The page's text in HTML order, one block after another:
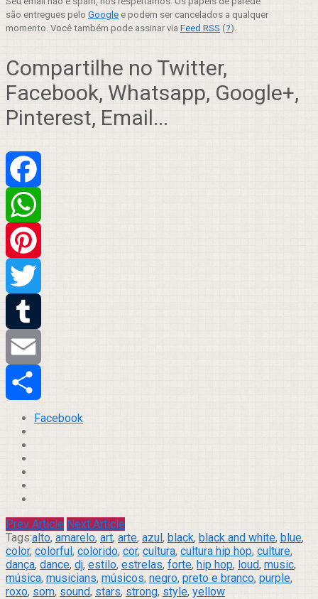
são entregues pelo Google e podem ser cancelados a qualquer
momento. Você também pode assinar via Feed RSS (?).
Compartilhe no Twitter,
Facebook, Whatsapp, Google+,
Pinterest, Email...
Facebook
WhatsApp
Pinterest
Twitter
Tumblr
Email
Compartilhar
Facebook
Prev Article Next Article
Tags:alto, amarelo, art, arte, azul, black, black and white, blue,
color, colorful, colorido, cor, cultura, cultura hip hop, culture,
dança, dance, dj, estilo, estrelas, forte, hip hop, loud, music,
música, musicians, músicos, negro, preto e branco, purple,
roxo, som, sound, stars, strong, style, yellow